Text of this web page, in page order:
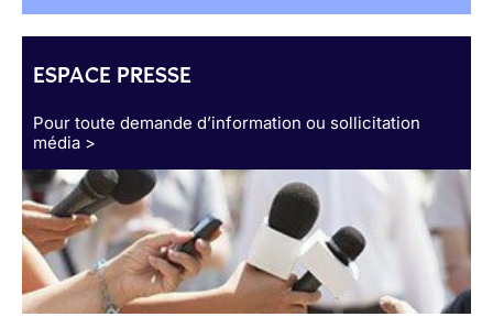
ESPACE PRESSE
Pour toute demande d’information ou sollicitation
média >